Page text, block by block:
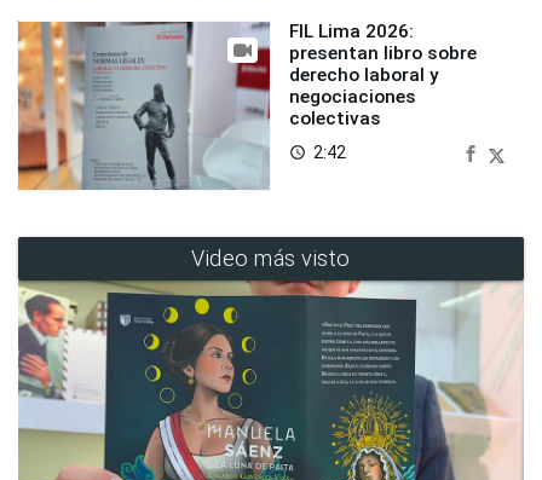
FIL Lima 2026:
presentan libro sobre
derecho laboral y
negociaciones
colectivas
access_time 2:42
Video más visto